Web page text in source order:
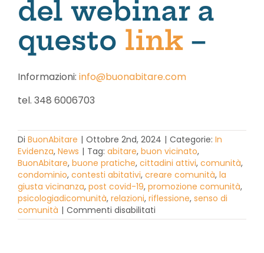
del webinar a
questo link –
Informazioni: info@buonabitare.com
tel. 348 6006703
Di BuonAbitare | Ottobre 2nd, 2024 | Categorie: In
Evidenza, News | Tag: abitare, buon vicinato,
BuonAbitare, buone pratiche, cittadini attivi, comunità,
condominio, contesti abitativi, creare comunità, la
giusta vicinanza, post covid-19, promozione comunità,
psicologiadicomunità, relazioni, riflessione, senso di
comunità | Commenti disabilitati
VICINATO